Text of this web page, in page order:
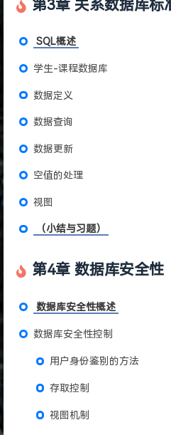
第3章 关系数据库标
SQL概述
学生-课程数据库
数据定义
数据查询
数据更新
空值的处理
视图
（小结与习题）
第4章 数据库安全性
数据库安全性概述
数据库安全性控制
用户身份鉴别的方法
存取控制
视图机制